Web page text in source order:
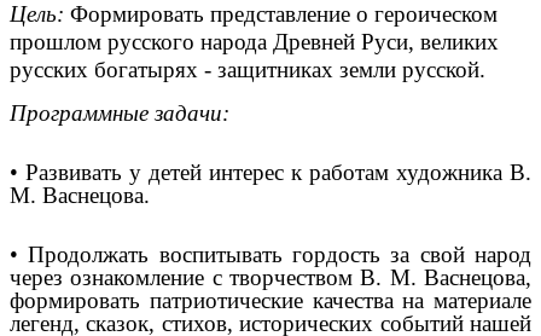
Цель: Формировать представление о героическом
прошлом русского народа Древней Руси, великих
русских богатырях - защитниках земли русской.
Программные задачи:
• Развивать у детей интерес к работам художника В.
М. Васнецова.
• Продолжать воспитывать гордость за свой народ
через ознакомление с творчеством В. М. Васнецова,
формировать патриотические качества на материале
легенд, сказок, стихов, исторических событий нашей